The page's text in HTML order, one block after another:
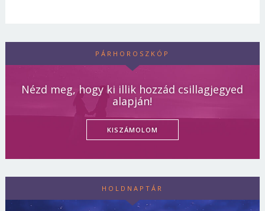
PÁRHOROSZKÓP
Nézd meg, hogy ki illik hozzád csillagjegyed
alapján!
KISZÁMOLOM
HOLDNAPTÁR